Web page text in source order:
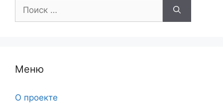
Меню
О проекте